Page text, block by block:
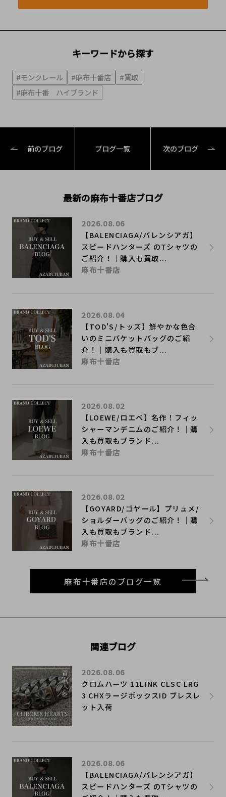
キーワードから探す
#モンクレール #麻布十番店
#買取
#麻布十番 ハイブランド
前のブログ ブログ一覧 次のブログ
最新の麻布十番店ブログ
【BALENCIAGA/バレンシアガ】
スピードハンターズ のTシャツの
ご紹介！｜購入も買取...
2026.08.06
麻布十番店
【TOD'S/トッズ】鮮やかな色合
いのミニバケットバッグのご紹
介！｜購入も買取もブ...
2026.08.04
麻布十番店
【LOEWE/ロエベ】名作！フィッ
シャーマンデニムのご紹介！｜購
入も買取もブランド...
2026.08.02
麻布十番店
【GOYARD/ゴヤール】プリュメ/
ショルダーバッグのご紹介！｜購
入も買取もブランド...
2026.08.02
麻布十番店
麻布十番店のブログ一覧
関連ブログ
クロムハーツ 11LINK CLSC LRG
3 CHXラージボックスID ブレスレ
ット入荷
2026.08.06
【BALENCIAGA/バレンシアガ】
スピードハンターズ のTシャツの
2026.08.06